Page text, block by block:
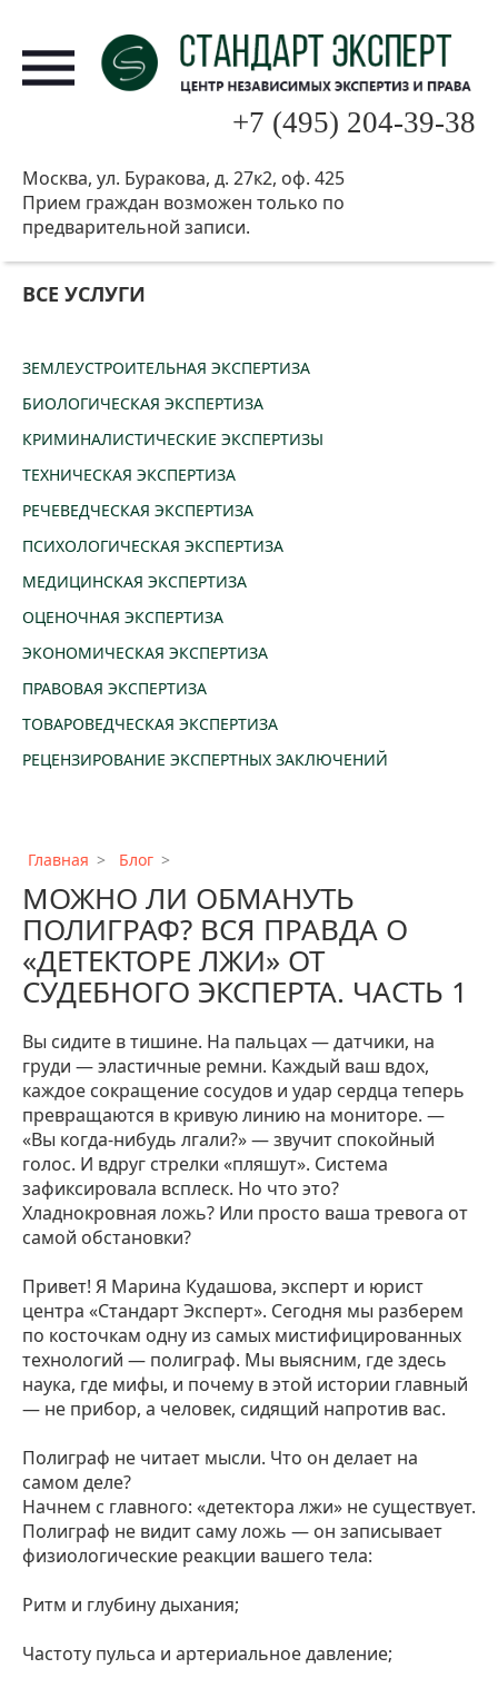
+7 (495) 204-39-38
Москва, ул. Буракова, д. 27к2, оф. 425
Прием граждан возможен только по
предварительной записи.
ВСЕ УСЛУГИ
ЗЕМЛЕУСТРОИТЕЛЬНАЯ ЭКСПЕРТИЗА
БИОЛОГИЧЕСКАЯ ЭКСПЕРТИЗА
КРИМИНАЛИСТИЧЕСКИЕ ЭКСПЕРТИЗЫ
ТЕХНИЧЕСКАЯ ЭКСПЕРТИЗА
РЕЧЕВЕДЧЕСКАЯ ЭКСПЕРТИЗА
ПСИХОЛОГИЧЕСКАЯ ЭКСПЕРТИЗА
МЕДИЦИНСКАЯ ЭКСПЕРТИЗА
ОЦЕНОЧНАЯ ЭКСПЕРТИЗА
ЭКОНОМИЧЕСКАЯ ЭКСПЕРТИЗА
ПРАВОВАЯ ЭКСПЕРТИЗА
ТОВАРОВЕДЧЕСКАЯ ЭКСПЕРТИЗА
РЕЦЕНЗИРОВАНИЕ ЭКСПЕРТНЫХ ЗАКЛЮЧЕНИЙ
Главная Блог
МОЖНО ЛИ ОБМАНУТЬ
ПОЛИГРАФ? ВСЯ ПРАВДА О
«ДЕТЕКТОРЕ ЛЖИ» ОТ
СУДЕБНОГО ЭКСПЕРТА. ЧАСТЬ 1
Вы сидите в тишине. На пальцах — датчики, на
груди — эластичные ремни. Каждый ваш вдох,
каждое сокращение сосудов и удар сердца теперь
превращаются в кривую линию на мониторе. —
«Вы когда-нибудь лгали?» — звучит спокойный
голос. И вдруг стрелки «пляшут». Система
зафиксировала всплеск. Но что это?
Хладнокровная ложь? Или просто ваша тревога от
самой обстановки?
Привет! Я Марина Кудашова, эксперт и юрист
центра «Стандарт Эксперт». Сегодня мы разберем
по косточкам одну из самых мистифицированных
технологий — полиграф. Мы выясним, где здесь
наука, где мифы, и почему в этой истории главный
— не прибор, а человек, сидящий напротив вас.
Полиграф не читает мысли. Что он делает на
самом деле?
Начнем с главного: «детектора лжи» не существует.
Полиграф не видит саму ложь — он записывает
физиологические реакции вашего тела:
Ритм и глубину дыхания;
Частоту пульса и артериальное давление;